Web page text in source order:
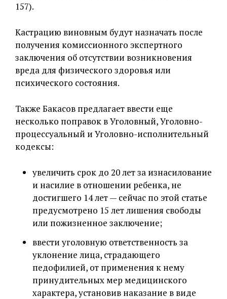
157).
Кастрацию виновным будут назначать после
получения комиссионного экспертного
заключения об отсутствии возникновения
вреда для физического здоровья или
психического состояния.
Также Бакасов предлагает ввести еще
несколько поправок в Уголовный, Уголовно-
процессуальный и Уголовно-исполнительный
кодексы:
увеличить срок до 20 лет за изнасилование
и насилие в отношении ребенка, не
достигшего 14 лет — сейчас по этой статье
предусмотрено 15 лет лишения свободы
или пожизненное заключение;
ввести уголовную ответственность за
уклонение лица, страдающего
педофилией, от применения к нему
принудительных мер медицинского
характера, установив наказание в виде